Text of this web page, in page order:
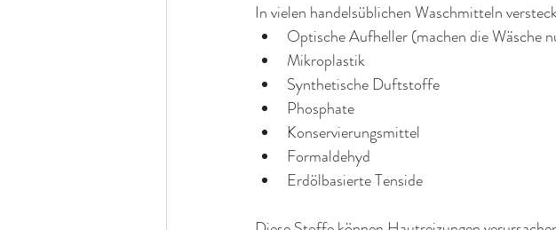
In vielen handelsüblichen Waschmitteln
Optische Aufheller (machen die Wäsche
Mikroplastik
Synthetische Duftstoffe
Phosphate
Konservierungsmittel
Formaldehyd
Erdölbasierte Tenside